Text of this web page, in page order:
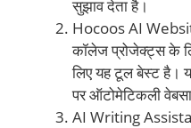
सुझाव देता है।
Hocoos AI
कॉलेज प्रोजेक्ट्स के
लिए यह टूल बेस्ट है।
पर ऑटोमेटिकली
AI Writing